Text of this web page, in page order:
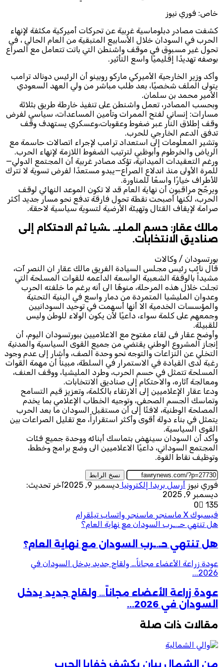
خاص: فوري نيوز
كشفت مصادر دبلوماسية غربية عن تحركات أميركية مكثفة لإنهاء
الحرب في السودان خلال الأسابيع المتبقية من العام الحالي ، في
تحول غير مسبوق في موقف واشنطن التي باتت تتعامل مع الصراع
بوصفه تهديدًا إقليميًا واسع التأثير.
وأكد وزير الخارجية الأميركي ماركو روبينو أن الرئيس دونالد ترامب
يتولى الملف شخصيًا، بعد طلب مباشر من ولي العهد السعودي
الأمير محمد بن سلمان.
وبحسب المصادر، تعمل واشنطن على تنفيذ خارطة طريق بثلاثة
مسارات: إنساني لفتح الممرات وتأمين المساعدات، سياسي لفرض
وقف إطلاق النار عبر ضغوط وعقوبات،وعسكري يستهدف وقف
تدفق الدعم الخارجي للحرب.
وتشير المعلومات إلى استعداد ترامب لإجراء اتصالات حاسمة مع
الرياض والخرطوم وأبوظبي لترتيب الضغوط اللازمة لإنهاء الحرب.
ورغم التعقيدات الميدانية، تؤكد مصادر غربية أن المجتمع الدولي—
للمرة الأولى منذ اندلاع الصراع—يبدو مستعدًا لفرض تسوية لا تترك
للأطراف خيارًا واسعًا للمناورة.
ويرجّح مراقبون أن نهاية العام قد لا تكون الموعد النهائي لوقف
الحرب، لكنها أصبحت نقطة تحول فارقة تدفع نحو مسار جديد أكثر
صرامة لإيقاف القتال وتهيئة الأرضية لتسوية سياسية لاحقة.
مالك عقار: حسم المليـ. ـشيا ثم الاحتكام إلى
صناديق الانتخابات.
بورتسودان / وكالات
قال نائب رئيس مجلس السيادة الفريق مالك عقار ان النصر آت،
مشيداً بالوقفة الشعبية الواسعة الداعمه للقوات المسلحة التي
تجلت خلال هذه المرحلة، منوهًا الى أنه برغم ما خلفته الحرب
وعدوان المليشيا المتمردة من دمار واسع في البنية التحتية
والمؤسسات الخدمية الا أنها أسهمت في توحيد السودانيين
وجمعهم على كلمة سواء، داعيًا لأن يكون الولاء للوطن وليس
للقبيلة.
وأوضح عقار فى لقاء مفتوح مع الاعلاميين ببورتسودان اليوم، أن
إنجاز المشروع الوطني يقتضي من جميع القوى السياسية والمدنية
التخلي عن النزاعات والتوجه نحو وحدة الصف، وأشار إلى عدم وجود
رغبة لدى القيادة في الاستمرار في السلطة، مبيناً أن مهمة القوات
المسلحة تتمثل في حسم الحرب، وطرد المليشيا، ووقف العنف،
ومعالجة آثاره، والاحتكام إلى صناديق الانتخابات.
ودعا عقار الإعلاميين إلى الارتقاء بالكلمة، وتعزيز قيم التسامح
وتماسك الجسم الصحفي، وتوجيه الخطاب الإعلامي بما يخدم
المصلحة الوطنية، لافتًا إلى أن مستقبل السودان ما بعد الحرب
يتمثل في بناء دولة أقوى وأكثر استقراراً، مع تقليل الصراعات بين
القوى السياسية.
وأكد أن السودان سينهض بتماسك أبنائه ووحدة جميع فئات
المجتمع السوداني، داعيًا الاعلاميين الى وضع برامج وخطط،
وتوظيف نقاط القوة.
نسخ الرابط
فوري نيوز أرسل بريدا إلكترونيا ديسمبر 9, 2025
آخر تحديث:
ديسمبر 9, 2025
0
135
فيسبوك ‫X ماسنجر ماسنجر واتساب تيلقرام
هل تنتهي حـ.ـرب السودان مع نهاية العام؟
هل تنتهي حـ.ـرب السودان مع نهاية العام؟
عودة زراعة الأعضاء مجاناً… ولقاح جديد يدخل السودان في
2026...
عودة زراعة الأعضاء مجاناً… ولقاح جديد يدخل
السودان في 2026...
مقالات ذات صلة
من الشمال بيان يكشف خفايا الحرب